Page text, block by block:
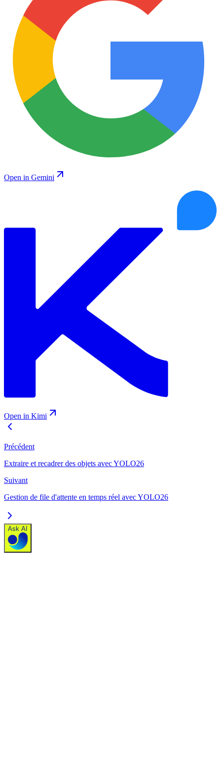
Open in Gemini
Open in Kimi
Précédent
Extraire et recadrer des objets avec YOLO26
Suivant
Gestion de file d'attente en temps réel avec YOLO26
Ask AI